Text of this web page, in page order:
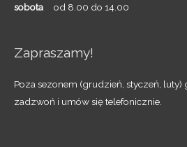
sobota od 8.00 do 14.00
Zapraszamy!
Poza sezonem (grudzień, styczeń,
zadzwoń i umów się telefonicznie.